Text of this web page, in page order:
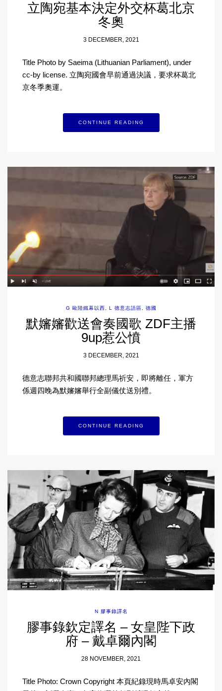
立陶宛基本決定外交杯葛北京
冬奧
3 DECEMBER, 2021
Title Photo by Saeima (Lithuanian Parliament), under
cc-by license. 立陶宛國會早前通過決議，要求杯葛北
京冬季奧運。
CONTINUE READING
G 歐陸鐵幕以西 , L 德意志語區 , 德國
默嬸嬸歡送會奏國歌 ZDF主播
9up惹公憤
3 DECEMBER, 2021
德意志聯邦共和國聯邦總理馬祈安，即將離任，軍方
係週四晚為默嬸嬸舉行全副儀仗送別禮。
CONTINUE READING
N 膠事錄譯名
膠事錄欽定譯名 – 女皇陛下政
府 – 戴卓爾內閣
28 NOVEMBER, 2021
Title Photo: Crown Copyright 本頁紀錄現時馬卓安內閣